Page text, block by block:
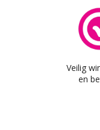
Veilig
en